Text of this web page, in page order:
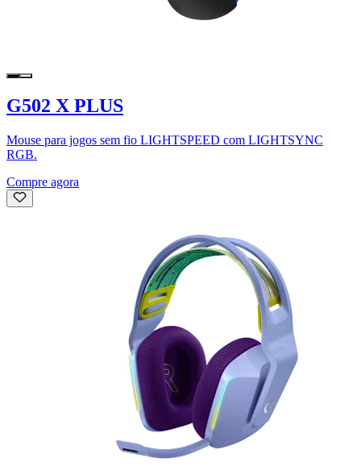
G502 X PLUS
Mouse para jogos sem fio LIGHTSPEED com LIGHTSYNC
RGB.
Compre agora